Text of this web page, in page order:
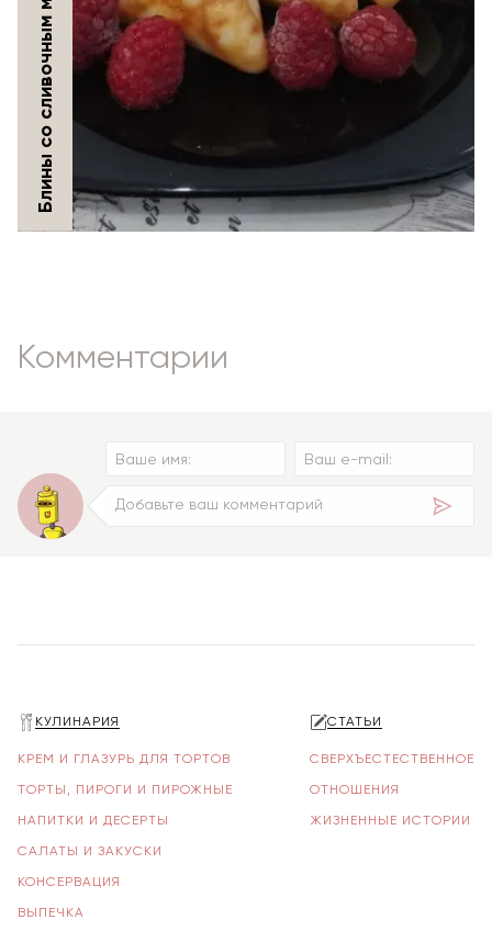
Комментарии
КУЛИНАРИЯ
КРЕМ И ГЛАЗУРЬ ДЛЯ ТОРТОВ
ТОРТЫ, ПИРОГИ И ПИРОЖНЫЕ
НАПИТКИ И ДЕСЕРТЫ
САЛАТЫ И ЗАКУСКИ
КОНСЕРВАЦИЯ
ВЫПЕЧКА
СТАТЬИ
СВЕРХЪЕСТЕСТВЕННОЕ
ОТНОШЕНИЯ
ЖИЗНЕННЫЕ ИСТОРИИ